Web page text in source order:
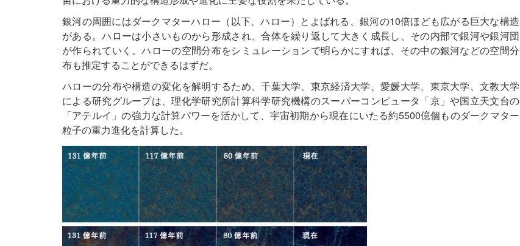
銀河の周囲にはダークマターハロー（以下、ハロー）とよばれる、銀河の10倍ほども広がる巨大な構造
がある。ハローは小さいものから形成され、合体を繰り返して大きく成長し、その内部で銀河や銀河団
が作られていく。ハローの空間分布をシミュレーションで明らかにすれば、その中の銀河などの空間分
布も推定することができるはずだ。
ハローの分布や構造の変化を解明するため、千葉大学、東京経済大学、愛媛大学、東京大学、文教大学
による研究グループは、理化学研究所計算科学研究機構のスーパーコンピュータ「京」や国立天文台の
「アテルイ」の強力な計算パワーを活かして、宇宙初期から現在にいたる約5500億個ものダークマター
粒子の重力進化を計算した。